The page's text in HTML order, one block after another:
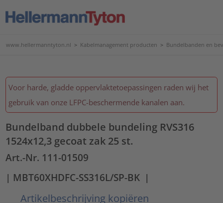
www.hellermanntyton.nl > Kabelmanagement producten > Bundelbanden en
Voor harde, gladde oppervlaktetoepassingen raden wij het
gebruik van onze LFPC-beschermende kanalen aan.
Bundelband dubbele bundeling RVS316
1524x12,3 gecoat zak 25 st.
Art.-Nr. 111-01509
| MBT60XHDFC-SS316L/SP-BK |
Artikelbeschrijving kopiëren